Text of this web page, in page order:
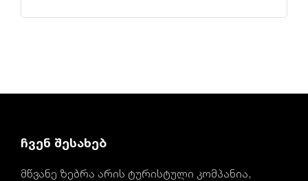
ჩვენ შესახებ
მწვანე ზებრა არის ტურისტული კომპანია,